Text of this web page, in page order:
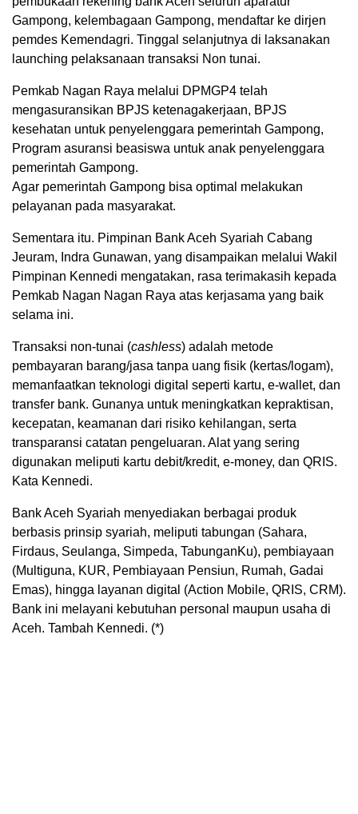
Gampong, kelembagaan Gampong, mendaftar ke dirjen
pemdes Kemendagri. Tinggal selanjutnya di laksanakan
launching pelaksanaan transaksi Non tunai.
Pemkab Nagan Raya melalui DPMGP4 telah
mengasuransikan BPJS ketenagakerjaan, BPJS
kesehatan untuk penyelenggara pemerintah Gampong,
Program asuransi beasiswa untuk anak penyelenggara
pemerintah Gampong.
Agar pemerintah Gampong bisa optimal melakukan
pelayanan pada masyarakat.
Sementara itu. Pimpinan Bank Aceh Syariah Cabang
Jeuram, Indra Gunawan, yang disampaikan melalui Wakil
Pimpinan Kennedi mengatakan, rasa terimakasih kepada
Pemkab Nagan Nagan Raya atas kerjasama yang baik
selama ini.
Transaksi non-tunai (cashless) adalah metode
pembayaran barang/jasa tanpa uang fisik (kertas/logam),
memanfaatkan teknologi digital seperti kartu, e-wallet, dan
transfer bank. Gunanya untuk meningkatkan kepraktisan,
kecepatan, keamanan dari risiko kehilangan, serta
transparansi catatan pengeluaran. Alat yang sering
digunakan meliputi kartu debit/kredit, e-money, dan QRIS.
Kata Kennedi.
Bank Aceh Syariah menyediakan berbagai produk
berbasis prinsip syariah, meliputi tabungan (Sahara,
Firdaus, Seulanga, Simpeda, TabunganKu), pembiayaan
(Multiguna, KUR, Pembiayaan Pensiun, Rumah, Gadai
Emas), hingga layanan digital (Action Mobile, QRIS, CRM).
Bank ini melayani kebutuhan personal maupun usaha di
Aceh. Tambah Kennedi. (*)